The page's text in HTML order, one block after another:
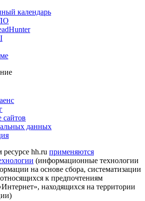
календарь
сайтов
данных
hh.ru применяются
(информационные технологии
на основе сбора, систематизации
к предпочтениям
находящихся на территории